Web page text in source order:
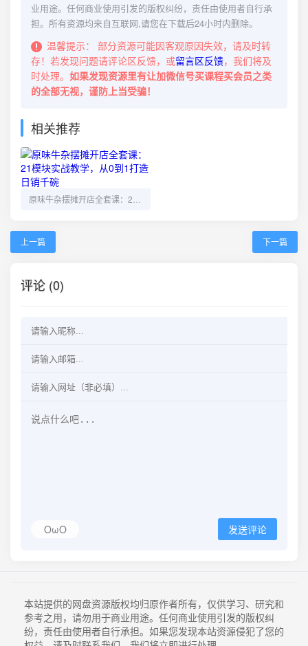
业用途。任何商业使用引发的版权纠纷，责任由使用者自行承
担。所有资源均来自互联网,请您在下载后24小时内删除。
温馨提示：
部分资源可能因客观原因失效，请及时转
存！若发现问题请评论区反馈，或留言区反馈，我们将及
时处理。 如果发现资源里有让加微信号买课程买会员之类
的全部无视，谨防上当受骗！
相关推荐
上一篇 下一篇
评论 (0)
OωO 发送评论
本站提供的网盘资源版权均归原作者所有，仅供学习、研究和
参考之用，请勿用于商业用途。任何商业使用引发的版权纠
纷，责任由使用者自行承担。如果您发现本站资源侵犯了您的